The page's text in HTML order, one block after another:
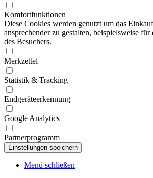
Komfortfunktionen
Diese Cookies werden genutzt um das
ansprechender zu gestalten, beispielsweise
des Besuchers.
Merkzettel
Statistik & Tracking
Endgeräteerkennung
Google Analytics
Partnerprogramm
Menü schließen